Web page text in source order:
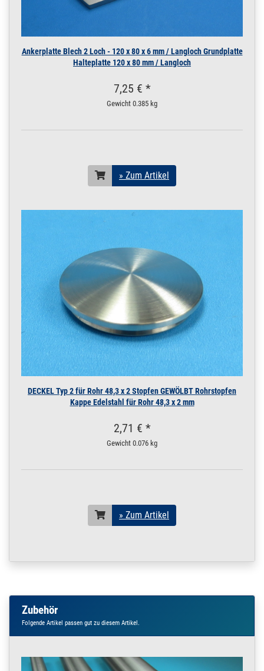
Ankerplatte Blech 2 Loch - 120 x 80 x 6 mm / Langloch Grundplatte
Halteplatte 120 x 80 mm / Langloch
7,25 € *
Gewicht 0.385 kg
» Zum Artikel
DECKEL Typ 2 für Rohr 48,3 x 2 Stopfen GEWÖLBT Rohrstopfen
Kappe Edelstahl für Rohr 48,3 x 2 mm
2,71 € *
Gewicht 0.076 kg
» Zum Artikel
Zubehör
Folgende Artikel passen gut zu diesem Artikel.